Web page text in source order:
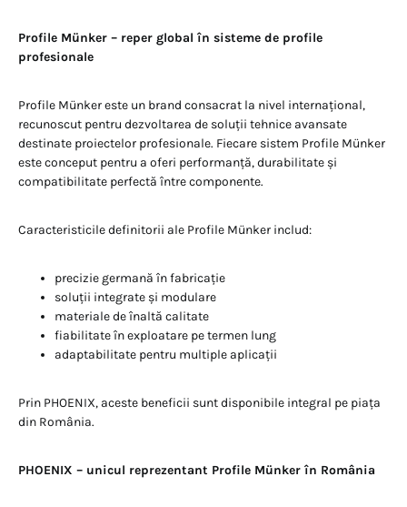
Profile Münker – reper global în sisteme de profile
profesionale
Profile Münker este un brand consacrat la nivel internațional,
recunoscut pentru dezvoltarea de soluții tehnice avansate
destinate proiectelor profesionale. Fiecare sistem Profile Münker
este conceput pentru a oferi performanță, durabilitate și
compatibilitate perfectă între componente.
Caracteristicile definitorii ale Profile Münker includ:
precizie germană în fabricație
soluții integrate și modulare
materiale de înaltă calitate
fiabilitate în exploatare pe termen lung
adaptabilitate pentru multiple aplicații
Prin PHOENIX, aceste beneficii sunt disponibile integral pe piața
din România.
PHOENIX – unicul reprezentant Profile Münker în România